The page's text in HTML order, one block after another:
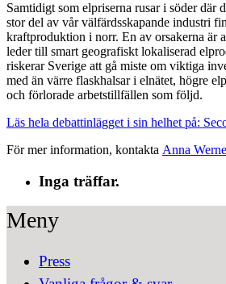
Samtidigt som elpriserna rusar i söder där
stor del av vår välfärdsskapande industri
kraftproduktion i norr. En av orsakerna är
leder till smart geografiskt lokaliserad
riskerar Sverige att gå miste om viktiga
med än värre flaskhalsar i elnätet, högre
och förlorade arbetstillfällen som följd.
Läs hela debattinlägget i sin helhet på:
För mer information, kontakta Anna
Inga träffar.
Meny
Press